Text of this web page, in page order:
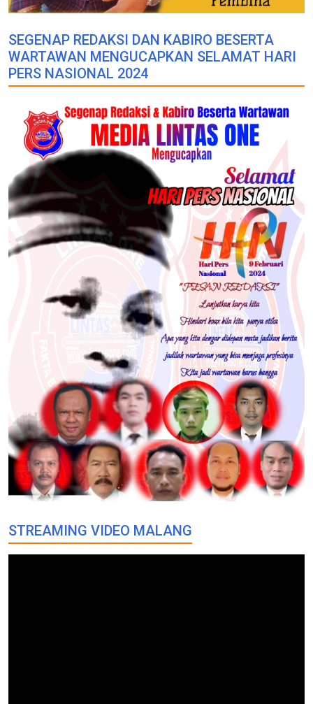
SEGENAP REDAKSI DAN KABIRO BESERTA
WARTAWAN MENGUCAPKAN SELAMAT HARI
PERS NASIONAL 2024
STREAMING VIDEO MALANG